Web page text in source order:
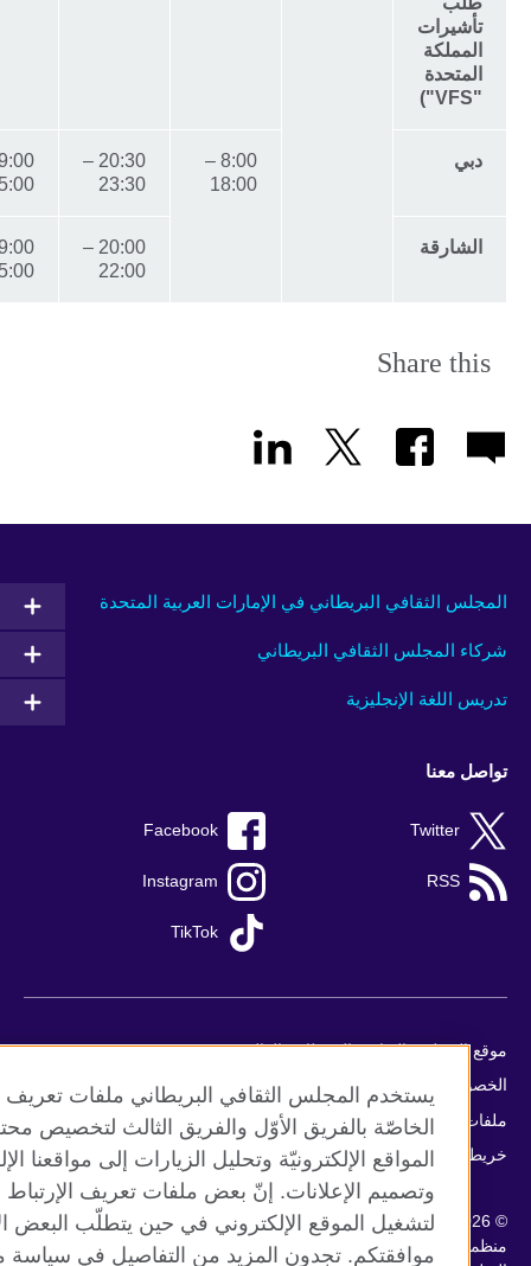
تأشيرات
المملكة
المتحدة
8:00 –
18:00
20:30 –
23:30
9:00 –
15:00
الشارقة
20:00 –
22:00
9:00 –
15:00
Share this
الثقافي البريطاني في الإمارات العربية المتحدة
المجلس الثقافي البريطاني
اللغة الإنجليزية
معنا
Facebook Twitter
Instagram RSS
TikTok
المجلس الثقافي البريطاني العالمي
وشروط الاستخدام
تعريف الإرتباط
الموقع
المملكة المتحدة الدولية للعلاقات الثقافية والفرص
يستخدم المجلس الثقافي البريطاني ملفات تعريف
الخاصّة بالفريق الأوّل والفريق الثالث لتخصيص محتوى
المواقع الإلكترونيّة وتحليل الزيارات إلى مواقعنا
وتصميم الإعلانات. إنّ بعض ملفات تعريف الإرتباط
لتشغيل الموقع الإلكتروني في حين يتطلّب البعض الآخر
موافقتكم. تجدون المزيد من التفاصيل في سياسة